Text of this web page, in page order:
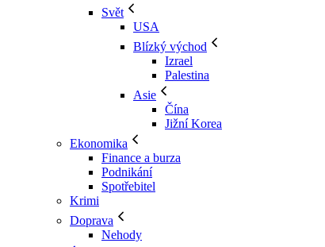
Svět
USA
Blízký východ
Izrael
Palestina
Asie
Čína
Jižní Korea
Ekonomika
Finance a burza
Podnikání
Spotřebitel
Krimi
Doprava
Nehody